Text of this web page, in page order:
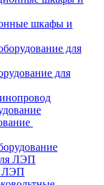
шкафы и
для
ЛЭП